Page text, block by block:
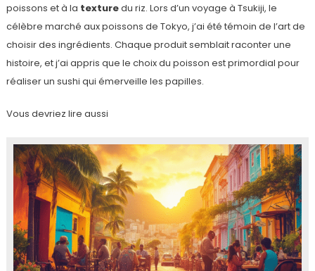
poissons et à la texturedu riz. Lors d’un voyage à Tsukiji, le
célèbre marché aux poissons de Tokyo, j’ai été témoin de l’art de
choisir des ingrédients. Chaque produit semblait raconter une
histoire, et j’ai appris que le choix du poisson est primordial pour
réaliser un sushi qui émerveille les papilles.
Vous devriez lire aussi